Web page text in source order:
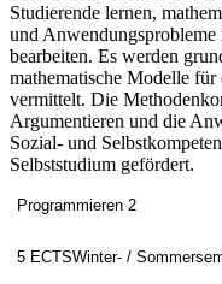
Studierende lernen,
und
bearbeiten. Es werden
mathematische Modelle
vermittelt. Die
Argumentieren und die
Sozial- und
Selbststudium gefördert.
Programmieren 2
5 ECTSWinter- /